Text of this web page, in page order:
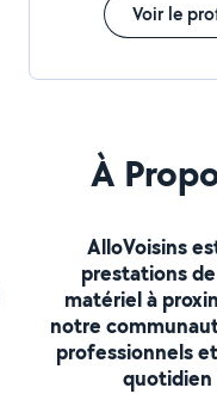
Voir le
À
AlloVoisins
prestations
matériel à
notre
professionnels
quotidien